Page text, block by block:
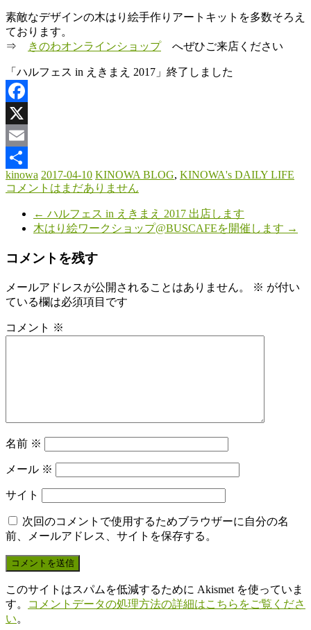
素敵なデザインの木はり絵手作りアートキットを多数そろえ
ております。
⇒
きのわオンラインショップへぜひご来店ください
「ハルフェス in えきまえ 2017」終了しました
Facebook
X
Email
共
kinowa 2017-04-10 KINOWA BLOG, KINOWA's DAILY LIFE
コメントはまだありません
← ハルフェス in えきまえ 2017 出店します
木はり絵ワークショップ@BUSCAFEを開催します →
コメントを残す
メールアドレスが公開されることはありません。 ※ が付い
ている欄は必須項目です
コメント ※
名前 ※
メール ※
サイト
次回のコメントで使用するためブラウザーに自分の名
前、メールアドレス、サイトを保存する。
このサイトはスパムを低減するために Akismet を使っていま
す。
コメントデータの処理方法の詳細はこちらをご覧くださ
い。